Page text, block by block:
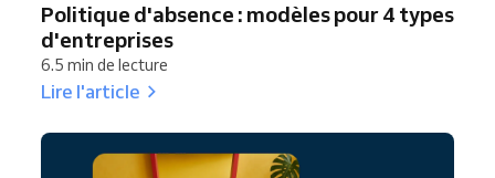
Politique d'absence : modèles pour 4 types
d'entreprises
6.5 min de lecture
Lire l'article